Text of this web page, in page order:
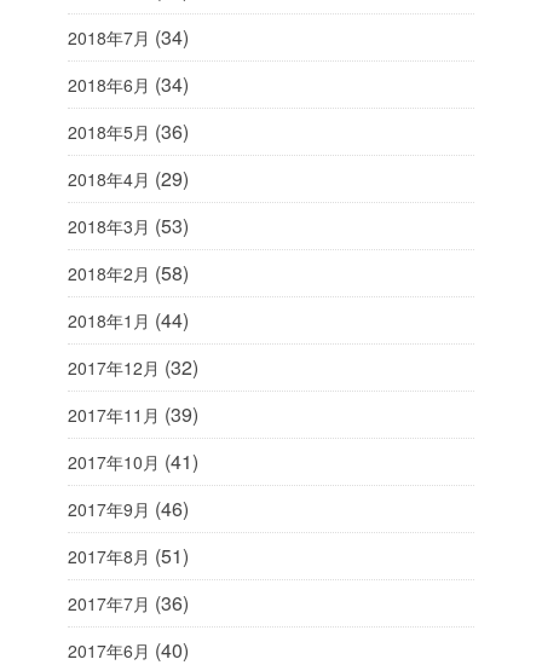
2018年7月 (34)
2018年6月 (34)
2018年5月 (36)
2018年4月 (29)
2018年3月 (53)
2018年2月 (58)
2018年1月 (44)
2017年12月 (32)
2017年11月 (39)
2017年10月 (41)
2017年9月 (46)
2017年8月 (51)
2017年7月 (36)
2017年6月 (40)